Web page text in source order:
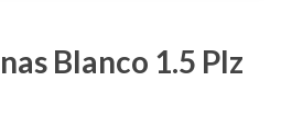
Blanco 1.5 Plz